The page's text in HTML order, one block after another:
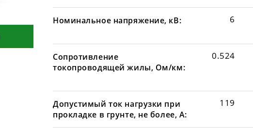
Номинальное напряжение, кВ: 6
Сопротивление
токопроводящей жилы, Ом/км:
0.524
Допустимый ток нагрузки при
прокладке в грунте, не более, А:
119